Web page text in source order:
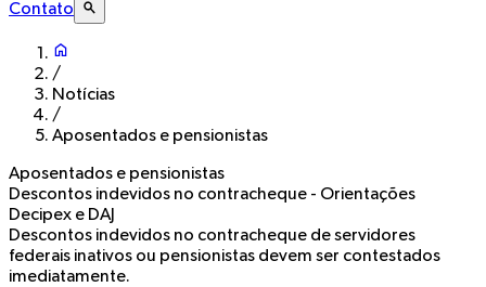
Contato
/
Notícias
/
Aposentados e pensionistas
Aposentados e pensionistas
Descontos indevidos no contracheque - Orientações
Decipex e DAJ
Descontos indevidos no contracheque de servidores
federais inativos ou pensionistas devem ser contestados
imediatamente.